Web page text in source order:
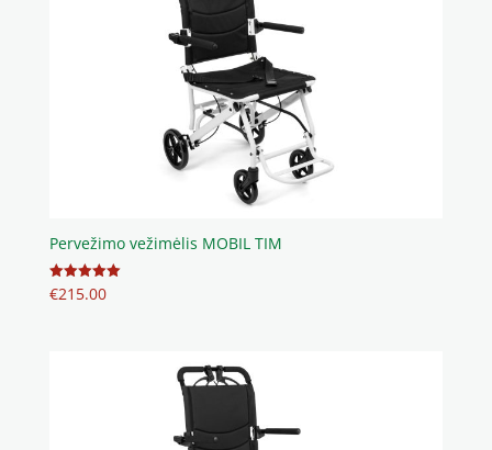
Pervežimo vežimėlis MOBIL TIM
Įvertinimas:
5.00
€215.00